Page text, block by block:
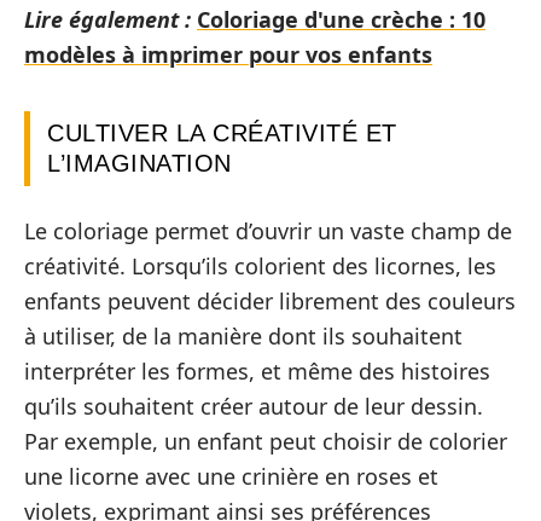
Lire également : Coloriage d'une crèche : 10
modèles à imprimer pour vos enfants
CULTIVER LA CRÉATIVITÉ ET
L’IMAGINATION
Le coloriage permet d’ouvrir un vaste champ de
créativité. Lorsqu’ils colorient des licornes, les
enfants peuvent décider librement des couleurs
à utiliser, de la manière dont ils souhaitent
interpréter les formes, et même des histoires
qu’ils souhaitent créer autour de leur dessin.
Par exemple, un enfant peut choisir de colorier
une licorne avec une crinière en roses et
violets, exprimant ainsi ses préférences